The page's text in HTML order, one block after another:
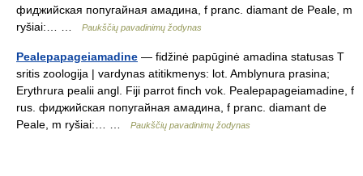
фиджийская попугайная амадина, f pranc. diamant de Peale, m
ryšiai:… …
Paukščių pavadinimų žodynas
Pealepapageiamadine — fidžinė papūginė amadina statusas T
sritis zoologija | vardynas atitikmenys: lot. Amblynura prasina;
Erythrura pealii angl. Fiji parrot finch vok. Pealepapageiamadine, f
rus. фиджийская попугайная амадина, f pranc. diamant de
Peale, m ryšiai:… …
Paukščių pavadinimų žodynas